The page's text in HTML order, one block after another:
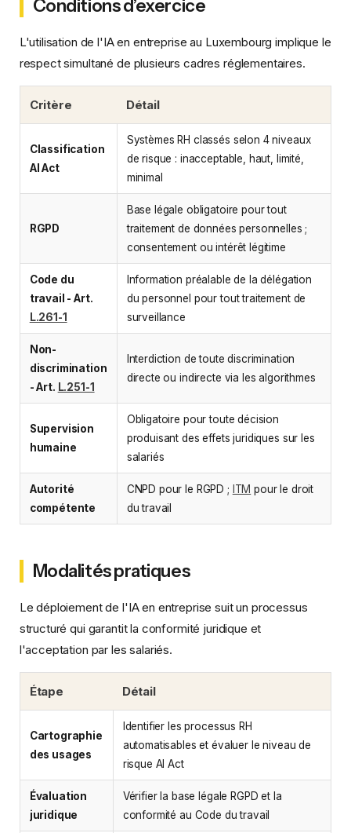
Conditions d’exercice
L'utilisation de l'IA en entreprise au Luxembourg implique le
respect simultané de plusieurs cadres réglementaires.
Critère Détail
Classification
AI Act
Systèmes RH classés selon 4 niveaux
de risque : inacceptable, haut, limité,
minimal
RGPD
Base légale obligatoire pour tout
traitement de données personnelles ;
consentement ou intérêt légitime
Code du
travail - Art.
L.261-1
Information préalable de la délégation
du personnel pour tout traitement de
surveillance
Non-
discrimination
- Art. L.251-1
Interdiction de toute discrimination
directe ou indirecte via les algorithmes
Supervision
humaine
Obligatoire pour toute décision
produisant des effets juridiques sur les
salariés
Autorité
compétente
CNPD pour le RGPD ; ITM pour le droit
du travail
Modalités pratiques
Le déploiement de l'IA en entreprise suit un processus
structuré qui garantit la conformité juridique et
l'acceptation par les salariés.
Étape Détail
Cartographie
des usages
Identifier les processus RH
automatisables et évaluer le niveau de
risque AI Act
Évaluation
juridique
Vérifier la base légale RGPD et la
conformité au Code du travail